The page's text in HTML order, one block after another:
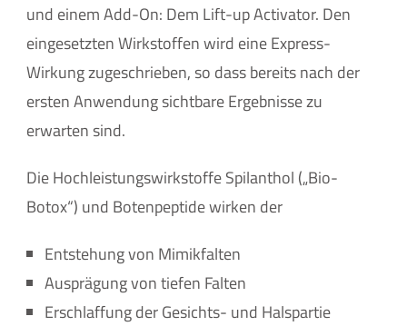
und einem Add-On: Dem Lift-up Activator. Den
eingesetzten Wirkstoffen wird eine Express-
Wirkung zugeschrieben, so dass bereits nach der
ersten Anwendung sichtbare Ergebnisse zu
erwarten sind.
Die Hochleistungswirkstoffe Spilanthol („Bio-
Botox“) und Botenpeptide wirken der
Entstehung von Mimikfalten
Ausprägung von tiefen Falten
Erschlaffung der Gesichts- und Halspartie